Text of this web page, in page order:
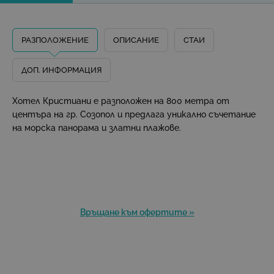
РАЗПОЛОЖЕНИЕ ОПИСАНИЕ СТАИ
ДОП. ИНФОРМАЦИЯ
Хотел Кристиани е разположен на 800 метра от
центъра на гр. Созопол и предлага уникално съчетание
на морска панорама и златни плажове.
Връщане към офертите »